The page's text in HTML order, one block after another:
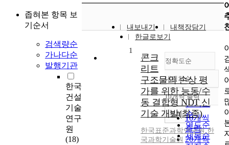
좁혀본 항목 보
기순서
검색량순
가나다순
발행기관
한국
건설
기술
연구
원
(18)
내보내기
내책장담기
한글로보기
정확도순
정확도
순
인기도
순
연도순
제목순
내림차순
내림차순
10개씩 출력
10개씩
출력
20개씩
조회
1
콘크
리트
구조물의 손상 평
가를 위한 능동/수
동 결합형 NDT 신
기술 개발(최종)
한국표준과학연구원,한
국과학기술원